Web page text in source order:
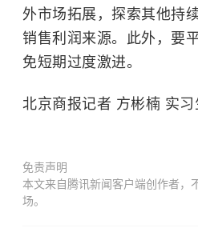
外市场拓展，探索其他持
销售利润来源。此外，要
免短期过度激进。
北京商报记者 方彬楠 实习
免责声明
本文来自腾讯新闻客户端创作者，
场。